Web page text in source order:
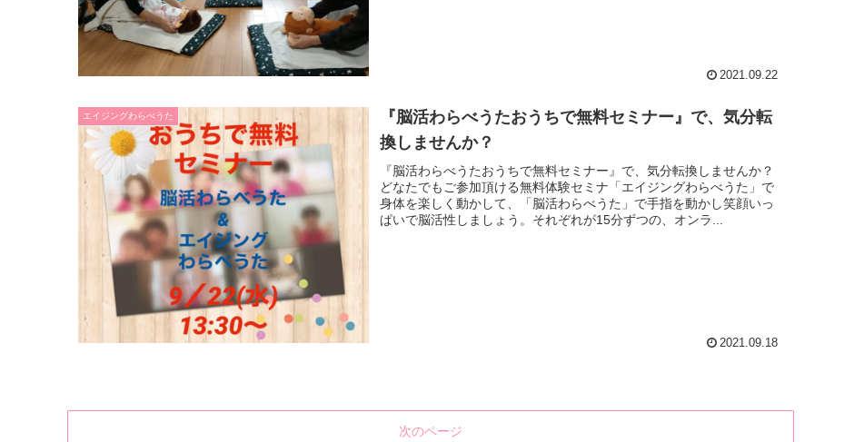
2021.09.22
エイジングわらべうた
『脳活わらべうたおうちで無料セミナー』で、気分転
換しませんか？
『脳活わらべうたおうちで無料セミナー』で、気分転換しませんか？
どなたでもご参加頂ける無料体験セミナ「エイジングわらべうた」で
身体を楽しく動かして、「脳活わらべうた」で手指を動かし笑顔いっ
ぱいで脳活性しましょう。それぞれが15分ずつの、オンラ...
2021.09.18
次のページ